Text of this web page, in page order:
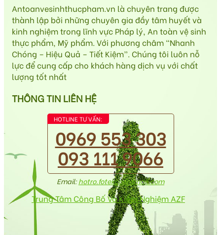
Antoanvesinhthucpham.vn là chuyên trang được
thành lập bởi những chuyên gia đầy tâm huyết và
kinh nghiệm trong lĩnh vực Pháp lý, An toàn vệ sinh
thực phẩm, Mỹ phẩm. Với phương châm “Nhanh
Chóng – Hiệu Quả – Tiết Kiệm”. Chúng tôi luôn nỗ
lực để cung cấp cho khách hàng dịch vụ với chất
lượng tốt nhất
THÔNG TIN LIÊN HỆ
HOTLINE TƯ VẤN:
0969 553 303
093 111 9066
Email:hotro.fotekco@gmail.com
Trung Tâm Công Bố Và Kiểm Nghiệm AZF